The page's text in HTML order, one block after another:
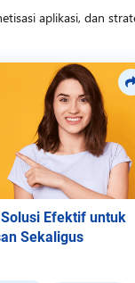
aplikasi, dan
Script Aplikasi
mampu
Efektif untuk
Sekaligus